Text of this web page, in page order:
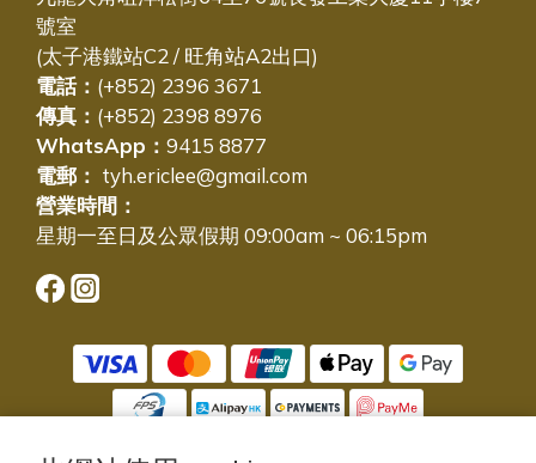
號室
(太子港鐵站C2 / 旺角站A2出口)
電話： (+852) 2396 3671
傳真： (+852) 2398 8976
WhatsApp： 9415 8877
電郵： tyh.ericlee@gmail.com
營業時間：
星期一至日及公眾假期 09:00am ~ 06:15pm